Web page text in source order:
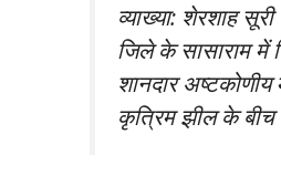
व्याख्या: शेरशाह
जिले के सासाराम
शानदार
कृत्रिम झील के बीच